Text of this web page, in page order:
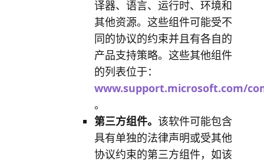
译器、语言、运行时、环境和
其他资源。这些组件可能受不
同的协议的约束并且有各自的
产品支持策略。这些其他组件
的列表位于：
www.support.microsoft.com/
。
第三方组件。 该软件可能包含
具有单独的法律声明或受其他
协议约束的第三方组件，如该